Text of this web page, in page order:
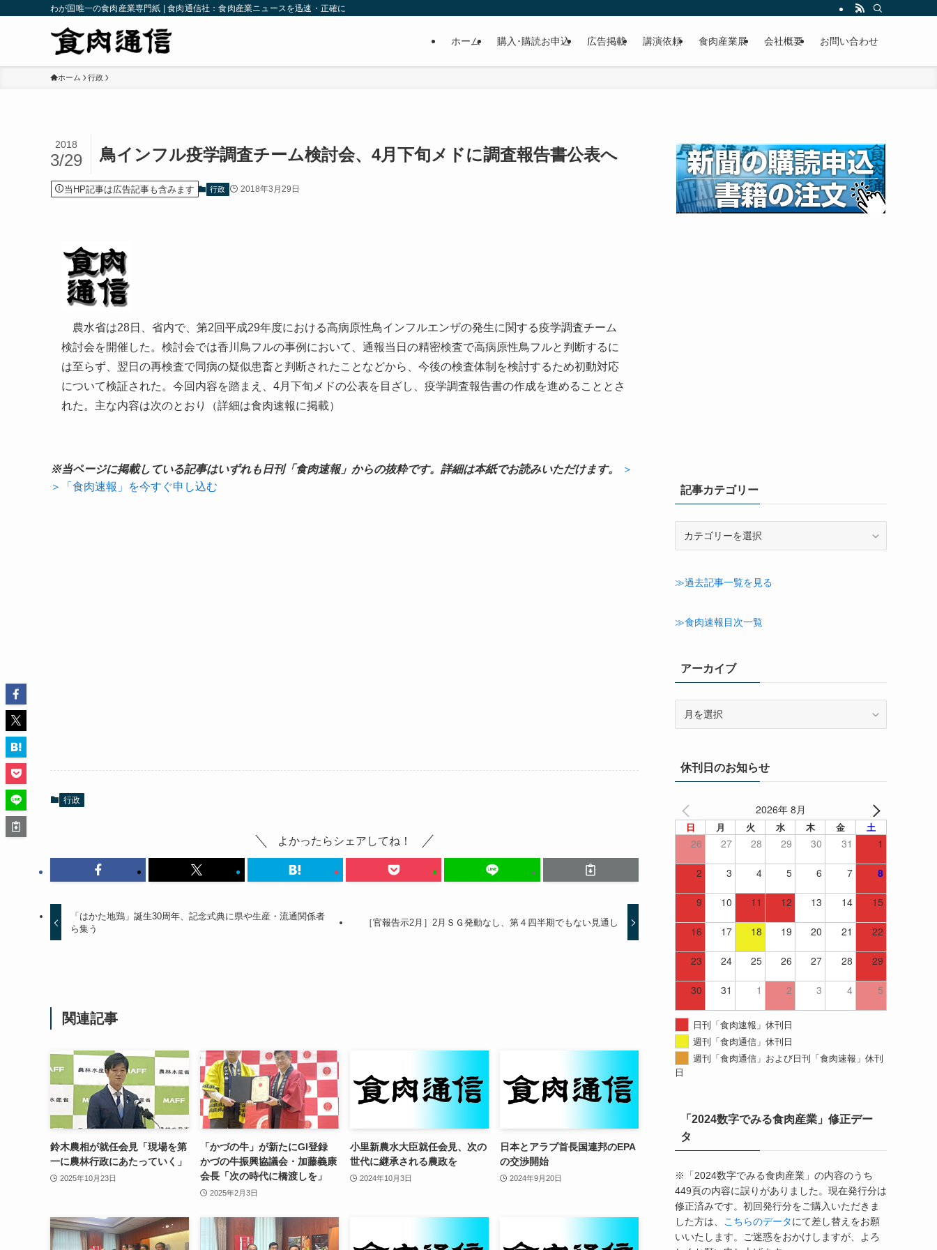
わが国唯一の食肉産業専門紙 | 食肉通信社：食肉産業ニュースを迅速・正確に
ホーム 購入･購読お申込 広告掲載 講演依頼 食肉産業展 会社概要 お問い合わせ
ホーム 行政
鳥インフル疫学調査チーム検討会、4月下旬メドに調査報告書公表へ
2018
3/29
当HP記事は広告記事も含みます 行政 2018年3月29日
農水省は28日、省内で、第2回平成29年度における高病原性鳥インフルエンザの発生に関する疫学調査チーム
検討会を開催した。検討会では香川鳥フルの事例において、通報当日の精密検査で高病原性鳥フルと判断するに
は至らず、翌日の再検査で同病の疑似患畜と判断されたことなどから、今後の検査体制を検討するため初動対応
について検証された。今回内容を踏まえ、4月下旬メドの公表を目ざし、疫学調査報告書の作成を進めることとさ
れた。主な内容は次のとおり（詳細は食肉速報に掲載）
※当ページに掲載している記事はいずれも日刊「食肉速報」からの抜粋です。詳細は本紙でお読みいただけます。
＞
＞「食肉速報」を今すぐ申し込む
行政
よかったらシェアしてね！
「はかた地鶏」誕生30周年、記念式典に県や生産・流通関係者
ら集う
［官報告示2月］2月ＳＧ発動なし、第４四半期でもない見通し
関連記事
鈴木農相が就任会見「現場を第
一に農林行政にあたっていく」
2025年10月23日
「かづの牛」が新たにGI登録
かづの牛振興協議会・加藤義康
会長「次の時代に橋渡しを」
2025年2月3日
小里新農水大臣就任会見、次の
世代に継承される農政を
2024年10月3日
日本とアラブ首長国連邦のEPA
の交渉開始
2024年9月20日
記事カテゴリー
ゴ
ー
≫過去記事一覧を見る
≫食肉速報目次一覧
アーカイブ
ブ休刊日のお知らせ
2026年 8月
日 月 火 水 木 金 土
26 27 28 29 30 31 1
2 3 4 5 6 7 8
9 10 11 12 13 14 15
16 17 18 19 20 21 22
23 24 25 26 27 28 29
30 31 1 2 3 4 5
日刊「食肉速報」休刊日
週刊「食肉通信」休刊日
週刊「食肉通信」および日刊「食肉速報」休刊
日
「2024数字でみる食肉産業」修正デー
タ
※「2024数字でみる食肉産業」の内容のうち
449頁の内容に誤りがありました。現在発行分は
修正済みです。初回発行分をご購入いただきま
した方は、
こちらのデータにて差し替えをお願
いいたします。ご迷惑をおかけしますが、よろ